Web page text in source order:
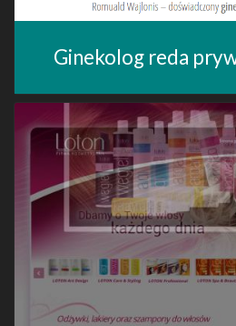
Ginekolog reda